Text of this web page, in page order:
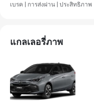
เบรค | การส่งผ่าน | ประสิทธิภาพ
แกลเลอรี่ภาพ